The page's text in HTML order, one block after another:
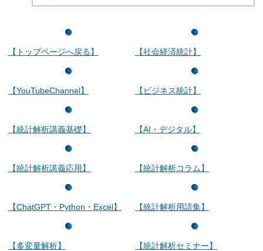
【トップページへ戻る】
【YouTubeChannel】
【統計解析講義基礎】
【統計解析講義応用】
【ChatGPT・Python・Excel】
【多変量解析】
【社会経済統計】
【ビジネス統計】
【AI・デジタル】
【統計解析コラム】
【統計解析用語集】
【統計解析セミナー】